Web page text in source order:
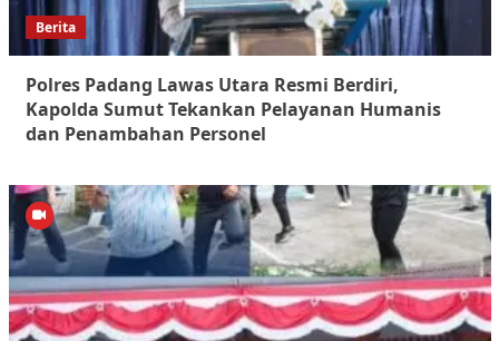
Berita
Polres Padang Lawas Utara Resmi Berdiri,
Kapolda Sumut Tekankan Pelayanan Humanis
dan Penambahan Personel